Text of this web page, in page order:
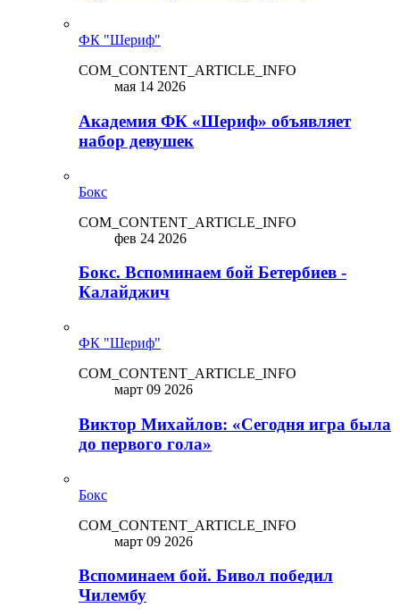
ФК "Шериф"
COM_CONTENT_ARTICLE_INFO
мая 14 2026
Академия ФК «Шериф» объявляет
набор девушек
Бокс
COM_CONTENT_ARTICLE_INFO
фев 24 2026
Бокс. Вспоминаем бой Бетербиев -
Калайджич
ФК "Шериф"
COM_CONTENT_ARTICLE_INFO
март 09 2026
Виктор Михайлов: «Сегодня игра была
до первого гола»
Бокс
COM_CONTENT_ARTICLE_INFO
март 09 2026
Вспоминаем бой. Бивол победил
Чилембу